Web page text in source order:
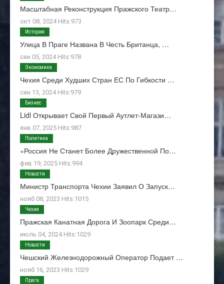
Масштабная Реконструкция Пражского Театр…
окт 08, 2024 Hits:973
Улица В Праге Названа В Честь Британца, …
сен 05, 2024 Hits:978
История
Чехия Среди Худших Стран ЕС По Гибкости …
сен 13, 2024 Hits:979
Экономика
Lidl Открывает Свой Первый Аутлет-Магази…
янв 07, 2025 Hits:987
Бизнес
«Россия Не Станет Более Дружественной По…
фев 19, 2025 Hits:994
Политика
Министр Транспорта Чехии Заявил О Запуск…
нояб 08, 2023 Hits:1015
Новости
Пражская Канатная Дорога И Зоопарк Среди…
июль 04, 2024 Hits:1029
Чехия
Чешский Железнодорожный Оператор Подает …
нояб 16, 2023 Hits:1029
Новости
Прага